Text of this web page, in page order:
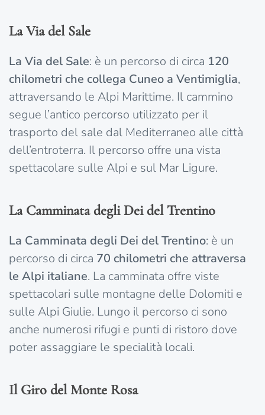
La Via del Sale
La Via del Sale: è un percorso di circa 120
chilometri che collega Cuneo a Ventimiglia,
attraversando le Alpi Marittime. Il cammino
segue l’antico percorso utilizzato per il
trasporto del sale dal Mediterraneo alle città
dell’entroterra. Il percorso offre una vista
spettacolare sulle Alpi e sul Mar Ligure.
La Camminata degli Dei del Trentino
La Camminata degli Dei del Trentino: è un
percorso di circa 70 chilometri che attraversa
le Alpi italiane. La camminata offre viste
spettacolari sulle montagne delle Dolomiti e
sulle Alpi Giulie. Lungo il percorso ci sono
anche numerosi rifugi e punti di ristoro dove
poter assaggiare le specialità locali.
Il Giro del Monte Rosa